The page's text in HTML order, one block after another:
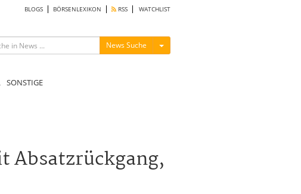
BLOGS BÖRSENLEXIKON RSS WATCHLIST
News Suche Menü ein-/ausblenden
SONSTIGE
Absatzrückgang,